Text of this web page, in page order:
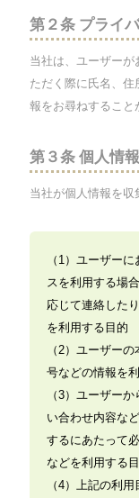
第２条 プライ
当社は、ユーザー
ただく際に氏名、
報をお尋ねすること
第３条 個人情
当社が個人情報を収
（1）ユーザー
スを利用する場
応じて連絡した
を利用する目的
（2）ユーザー
号などの情報を
（3）ユーザー
い合わせ内容な
するにあたって
などを利用する
（4）上記の利